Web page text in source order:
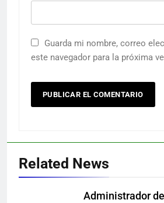
Guarda mi nombre, correo
este navegador para la próxima
Related News
Administrador